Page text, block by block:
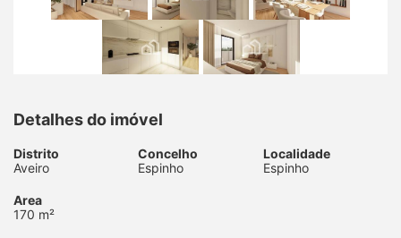
Detalhes do imóvel
Distrito
Aveiro
Concelho
Espinho
Localidade
Espinho
Area
170 m²